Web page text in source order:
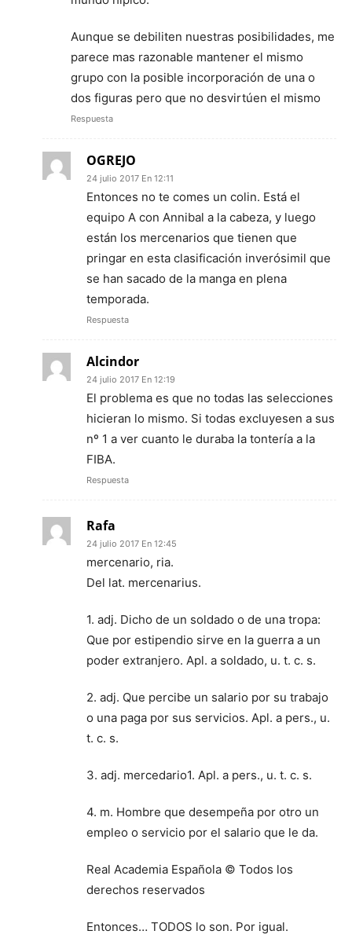
Aunque se debiliten nuestras posibilidades, me
parece mas razonable mantener el mismo
grupo con la posible incorporación de una o
dos figuras pero que no desvirtúen el mismo
Respuesta
OGREJO
24 julio 2017 En 12:11
Entonces no te comes un colin. Está el
equipo A con Annibal a la cabeza, y luego
están los mercenarios que tienen que
pringar en esta clasificación inverósimil que
se han sacado de la manga en plena
temporada.
Respuesta
Alcindor
24 julio 2017 En 12:19
El problema es que no todas las selecciones
hicieran lo mismo. Si todas excluyesen a sus
nº 1 a ver cuanto le duraba la tontería a la
FIBA.
Respuesta
Rafa
24 julio 2017 En 12:45
mercenario, ria.
Del lat. mercenarius.
1. adj. Dicho de un soldado o de una tropa:
Que por estipendio sirve en la guerra a un
poder extranjero. Apl. a soldado, u. t. c. s.
2. adj. Que percibe un salario por su trabajo
o una paga por sus servicios. Apl. a pers., u.
t. c. s.
3. adj. mercedario1. Apl. a pers., u. t. c. s.
4. m. Hombre que desempeña por otro un
empleo o servicio por el salario que le da.
Real Academia Española © Todos los
derechos reservados
Entonces… TODOS lo son. Por igual.